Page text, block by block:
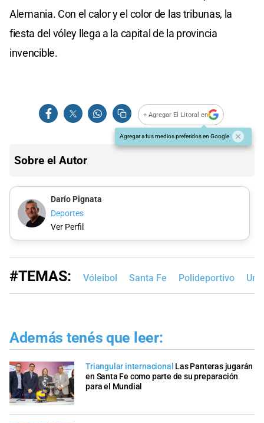
Alemania. Con el calor y el color de las tribunas, la
fiesta del vóley llega a la capital de la provincia
invencible.
+ Agregar El Litoral en
Agregar a tus medios preferidos en Google
Sobre el Autor
Darío Pignata
Deportes
Ver Perfil
#TEMAS: Vóleibol Santa Fe Polideportivo
Además tenés que leer:
Triangular internacional Las Panteras jugarán
en Santa Fe como parte de su preparación
para el Mundial